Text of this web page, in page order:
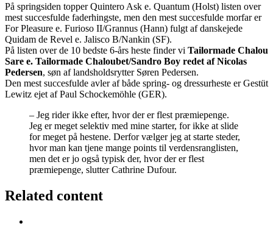
På springsiden topper Quintero Ask e. Quantum (Holst) listen over
mest succesfulde faderhingste, men den mest succesfulde morfar er
For Pleasure e. Furioso II/Grannus (Hann) fulgt af danskejede
Quidam de Revel e. Jalisco B/Nankin (SF).
På listen over de 10 bedste 6-års heste finder vi Tailormade Chalou
Sare e. Tailormade Chaloubet/Sandro Boy redet af Nicolas
Pedersen, søn af landsholdsrytter Søren Pedersen.
Den mest succesfulde avler af både spring- og dressurheste er Gestüt
Lewitz ejet af Paul Schockemöhle (GER).
– Jeg rider ikke efter, hvor der er flest præmiepenge.
Jeg er meget selektiv med mine starter, for ikke at slide
for meget på hestene. Derfor vælger jeg at starte steder,
hvor man kan tjene mange points til verdensranglisten,
men det er jo også typisk der, hvor der er flest
præmiepenge, slutter Cathrine Dufour.
Related content